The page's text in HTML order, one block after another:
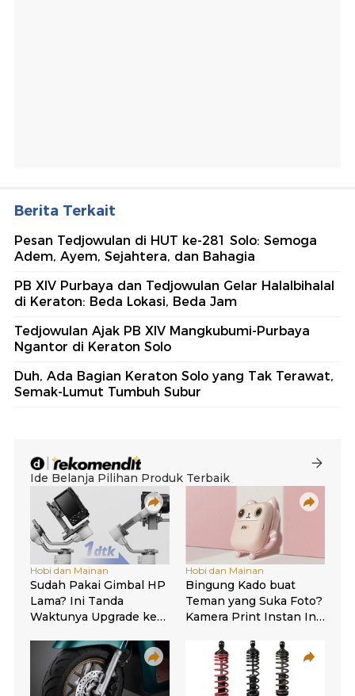
Berita Terkait
Pesan Tedjowulan di HUT ke-281 Solo: Semoga
Adem, Ayem, Sejahtera, dan Bahagia
PB XIV Purbaya dan Tedjowulan Gelar Halalbihalal
di Keraton: Beda Lokasi, Beda Jam
Tedjowulan Ajak PB XIV Mangkubumi-Purbaya
Ngantor di Keraton Solo
Duh, Ada Bagian Keraton Solo yang Tak Terawat,
Semak-Lumut Tumbuh Subur